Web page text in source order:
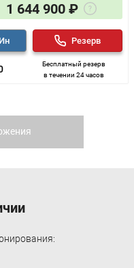
1 644 900 ₽
Бесплатный резерв
в течении 24 часов
Резерв